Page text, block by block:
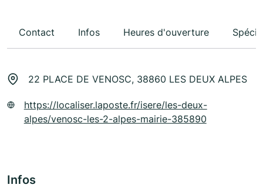
Contact Infos Heures d'ouverture
22 PLACE DE VENOSC, 38860 LES DEUX ALPES
https://localiser.laposte.fr/isere/les-deux-
alpes/venosc-les-2-alpes-mairie-385890
Infos